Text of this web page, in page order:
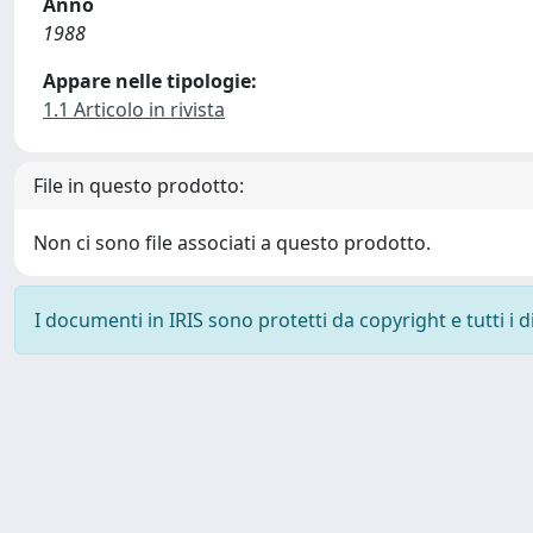
1988
Appare nelle tipologie:
1.1 Articolo in rivista
File in questo prodotto:
Non ci sono file associati a questo prodotto.
I documenti in IRIS sono protetti da copyright e tutti i